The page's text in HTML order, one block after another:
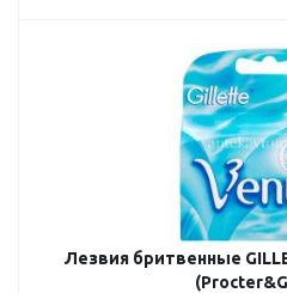
Лезвия бритвенные